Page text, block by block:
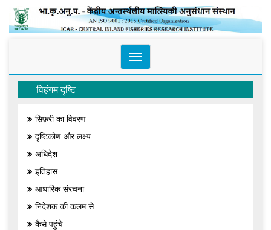
Toggle
navigation
विहंगम दृष्टि
सिफ़री का विवरण
दृष्टिकोण और लक्ष्य
अधिदेश
इतिहास
आधारिक संरचना
निदेशक की कलम से
कैसे पहुंचे